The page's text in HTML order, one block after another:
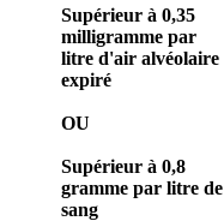
Supérieur à 0,35
milligramme par
litre d'air alvéolaire
expiré
OU
Supérieur à 0,8
gramme par litre de
sang